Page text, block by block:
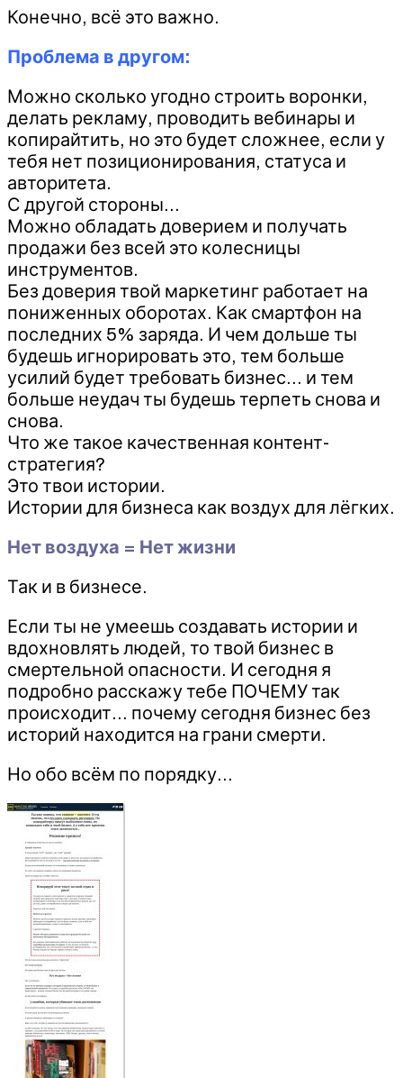
Конечно, всё это важно.
Проблема в другом:
Можно сколько угодно строить воронки,
делать рекламу, проводить вебинары и
копирайтить, но это будет сложнее, если у
тебя нет позиционирования, статуса и
авторитета.
С другой стороны…
Можно обладать доверием и получать
продажи без всей это колесницы
инструментов.
Без доверия твой маркетинг работает на
пониженных оборотах. Как смартфон на
последних 5% заряда. И чем дольше ты
будешь игнорировать это, тем больше
усилий будет требовать бизнес… и тем
больше неудач ты будешь терпеть снова и
снова.
Что же такое качественная контент-
стратегия?
Это твои истории.
Истории для бизнеса как воздух для лёгких.
Нет воздуха = Нет жизни
Так и в бизнесе.
Если ты не умеешь создавать истории и
вдохновлять людей, то твой бизнес в
смертельной опасности. И сегодня я
подробно расскажу тебе ПОЧЕМУ так
происходит… почему сегодня бизнес без
историй находится на грани смерти.
Но обо всём по порядку…